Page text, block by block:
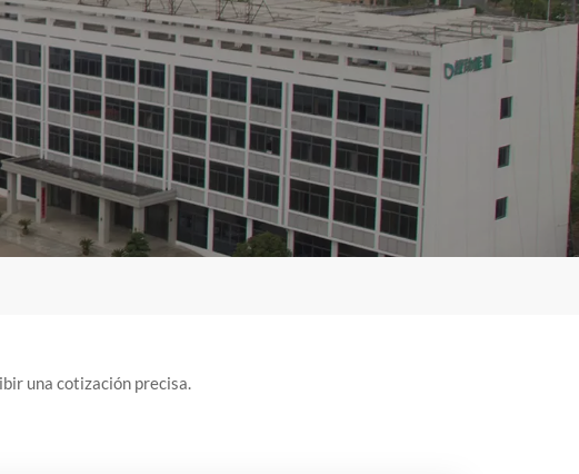
una cotización precisa.